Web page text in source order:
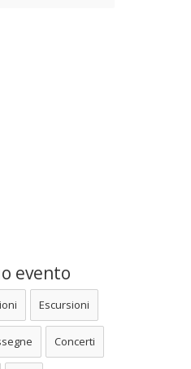
evento
Escursioni
Concerti